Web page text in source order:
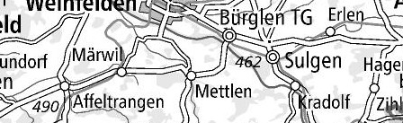
Erweiterte
Werkzeuge
Denkmalpflege